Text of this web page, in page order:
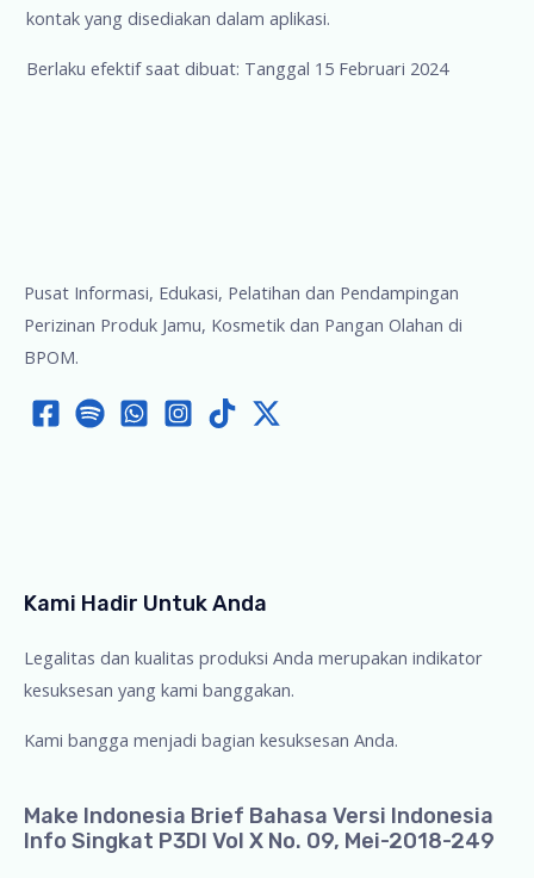
kontak yang disediakan dalam aplikasi.
Berlaku efektif saat dibuat: Tanggal 15 Februari 2024
Pusat Informasi, Edukasi, Pelatihan dan Pendampingan
Perizinan Produk Jamu, Kosmetik dan Pangan Olahan di
BPOM.
Kami Hadir Untuk Anda
Legalitas dan kualitas produksi Anda merupakan indikator
kesuksesan yang kami banggakan.
Kami bangga menjadi bagian kesuksesan Anda.
Make Indonesia Brief Bahasa Versi Indonesia
Info Singkat P3DI Vol X No. 09, Mei-2018-249